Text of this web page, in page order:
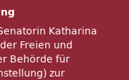
Katharina
Freien und
Behörde für
zur